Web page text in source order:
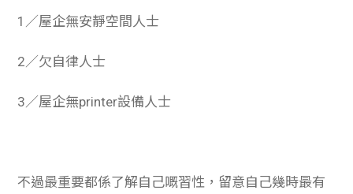
1／屋企無安靜空間人士
2／欠自律人士
3／屋企無printer設備人士
不過最重要都係了解自己嘅習性，留意自己幾時最有